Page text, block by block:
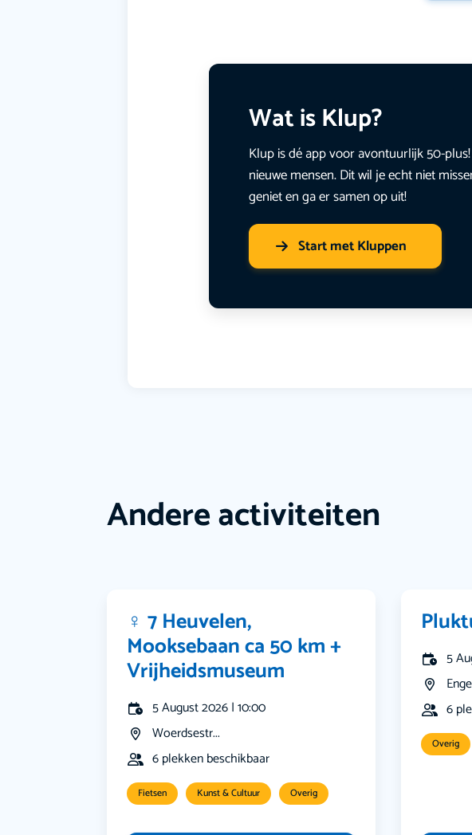
Wat is Klup?
Klup is dé app voor avontuurlijk 50-
nieuwe mensen. Dit wil je echt niet
geniet en ga er samen op uit!
Start met Kluppen
Andere activiteiten
‍♀️ 7 Heuvelen,
Mooksebaan ca 50 km +
Vrijheidsmuseum
5 August 2026 | 10:00
Woerdsestr...
6 plekken beschikbaar
Fietsen Kunst & Cultuur Overig
5
6
Overig